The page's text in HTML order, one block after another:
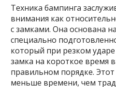
Техника бампинга
внимания как
с замками. Она основана
специально
который при резком ударе
замка на короткое время
правильном порядке.
меньше времени, чем